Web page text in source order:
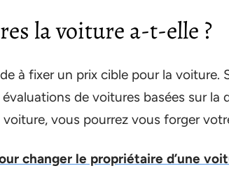
la voiture a-t-elle ?
à fixer un prix cible pour la voiture.
de voitures basées sur la
vous pourrez vous forger
changer le propriétaire d’une